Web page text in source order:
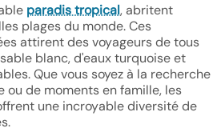
paradis tropical, abritent
plages du monde. Ces
attirent des voyageurs de tous
blanc, d'eaux turquoise et
Que vous soyez à la recherche
ou de moments en famille, les
une incroyable diversité de